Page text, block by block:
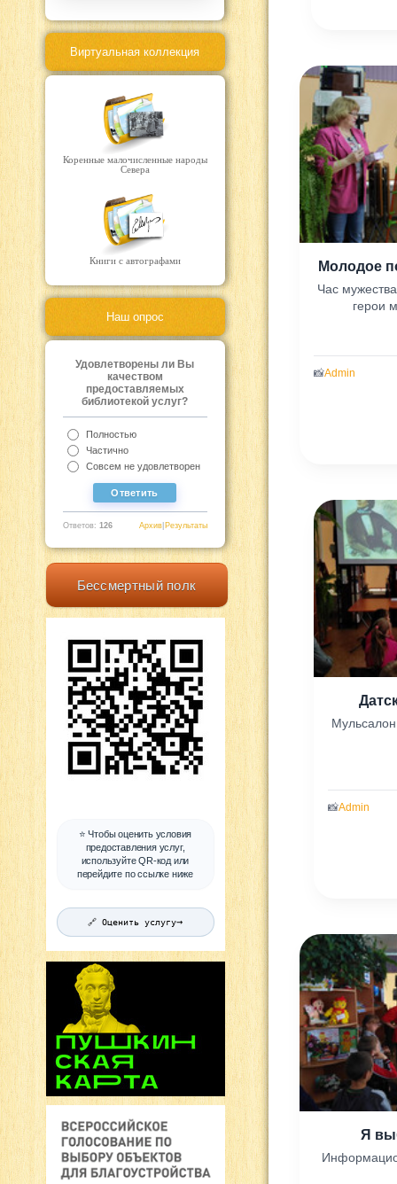
Виртуальная коллекция
Коренные малочисленные народы
Севера
Книги с автографами
Наш опрос
Удовлетворены ли Вы
качеством
предоставляемых
библиотекой услуг?
Полностью
Частично
Совсем не удовлетворен
Ответов: 126 Результаты
|
Архив
Бессмертный полк
⭐ Чтобы оценить условия
предоставления услуг,
используйте QR-код или
перейдите по ссылке ниже
🔗 Оценить услугу→
Час
герои
📸Admin
Мульсалон
📸Admin
Я